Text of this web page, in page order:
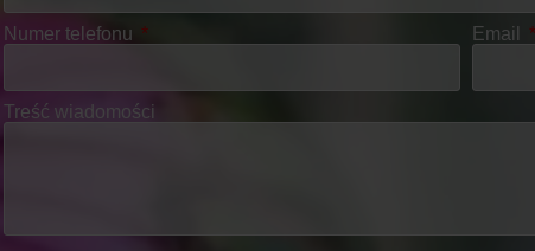
Numer telefonu Email
Treść wiadomości